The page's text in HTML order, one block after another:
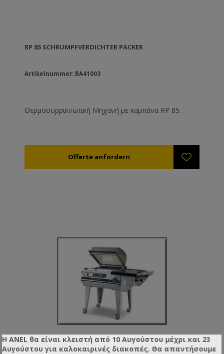
RP 85 SCHRUMPFVERDICHTER PACKER
Artikelnummer: BA41003
Θερμοσυρρικνωτική Μηχανή με καμπάνα RP 85.
Η ANEL θα είναι κλειστή από 10 Αυγούστου μέχρι και 23
Αυγούστου για καλοκαιρινές διακοπές. Θα απαντήσουμε